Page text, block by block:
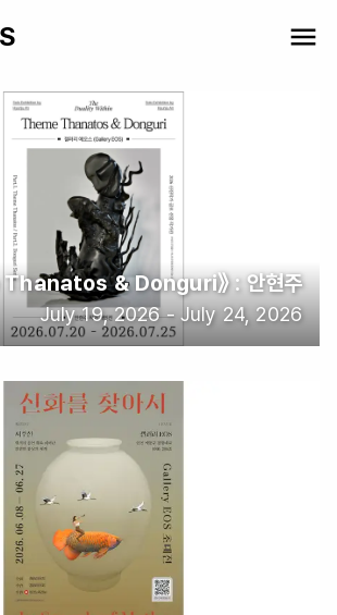
Thanatos & Donguri》 : 안현주
July 19, 2026 - July 24, 2026